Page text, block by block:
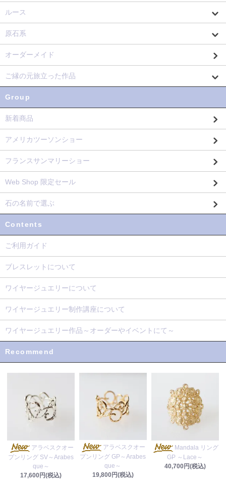
ルース
原石系
オーダーメイド
ご縁の元旅立った作品
Group
新着商品
アメリカツーソンショー
フランスサンマリーショー
Web Shop 限定セール
石の名前で選ぶ
Contents
ご利用ガイド
ブレスレットについて
ワイヤージュエリーについて
ワイヤージュエリー制作講座について
ワイヤージュエリー作品～オーダーやイベントにて～
Recommend
アラベスクオー
プンリング SV～Arabes
que～
17,600円(税込)
アラベスクオー
プンリング GP～Arabes
que～
19,800円(税込)
Mandala リング
GP ～Lace～
40,700円(税込)